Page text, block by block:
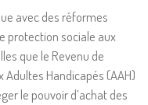
avec des réformes
protection sociale aux
que le Revenu de
Adultes Handicapés (AAH)
le pouvoir d’achat des